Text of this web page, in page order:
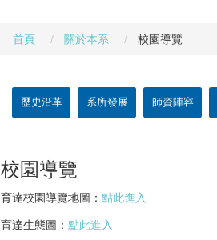
首頁 關於本系 校園導覽
歷史沿革 系所發展 師資陣容
校園導覽
育達校園導覽地圖： 點此進入
育達生態圖： 點此進入